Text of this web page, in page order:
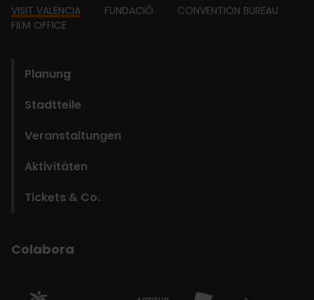
Footer
VISIT VALENCIA FUNDACIÓ
CONVENTION BUREAU
FILM OFFICE
Planung
Stadtteile
Veranstaltungen
Aktivitäten
Tickets & Co.
Colabora